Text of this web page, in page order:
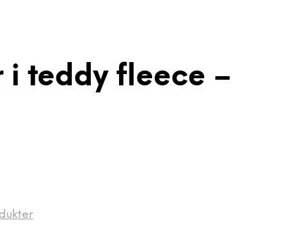
teddy fleece –